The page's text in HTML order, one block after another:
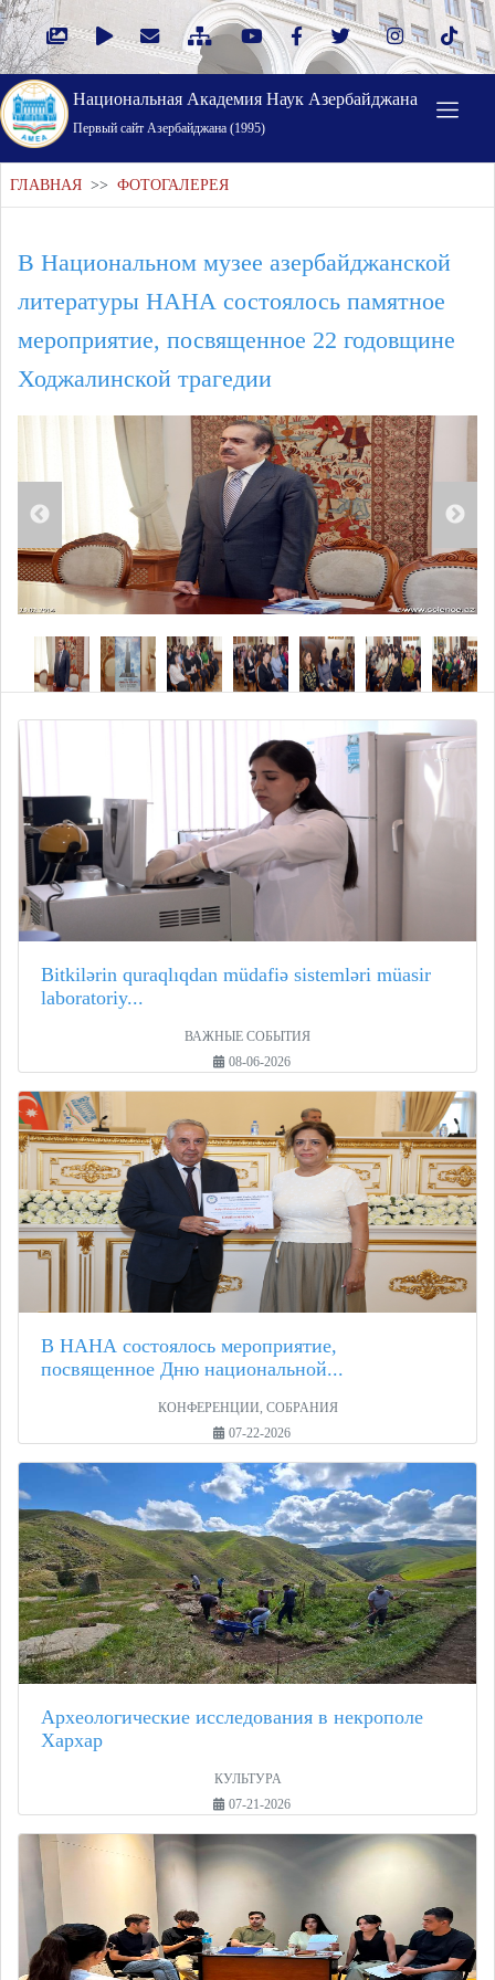
Национальная Академия Наук Азербайджана
Первый cайт Азербайджана (1995)
ГЛАВНАЯ >> ФОТОГАЛЕРЕЯ
В Национальном музее азербайджанской
литературы НАНА состоялось памятное
мероприятие, посвященное 22 годовщине
Ходжалинской трагедии
Bitkilərin quraqlıqdan müdafiə sistemləri müasir
laboratoriy...
ВАЖНЫЕ СОБЫТИЯ
08-06-2026
В НАНА состоялось мероприятие,
посвященное Дню национальной...
КОНФЕРЕНЦИИ, СОБРАНИЯ
07-22-2026
Археологические исследования в некрополе
Хархар
КУЛЬТУРА
07-21-2026